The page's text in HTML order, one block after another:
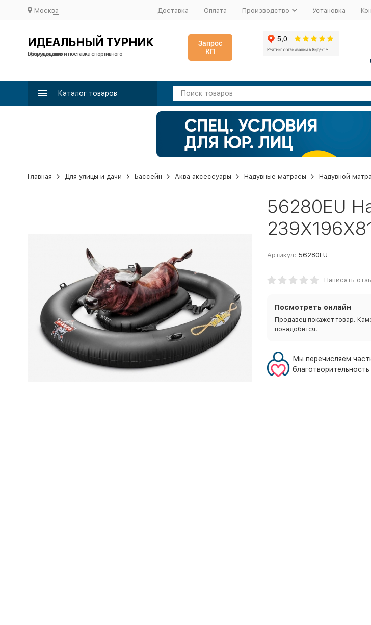
Москва Доставка Оплата Производство Установка
ИДЕАЛЬНЫЙ ТУРНИК
Производство и поставка спортивного оборудования
Запрос
КП
Каталог товаров
Главная Для улицы и дачи Бассейн Аква аксессуары Надувные матрасы Надувной
56280EU
Артикул: 56280EU
Написать
Посмотреть онлайн
Продавец покажет товар.
понадобится.
Мы перечисляем
благотворительность